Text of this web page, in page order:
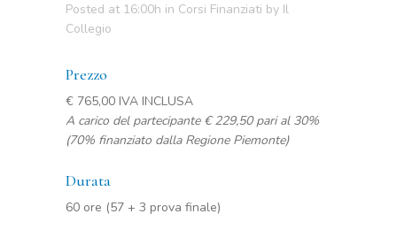
Posted at 16:00h in Corsi Finanziati by Il
Collegio
Prezzo
€ 765,00 IVA INCLUSA
A carico del partecipante € 229,50 pari al 30%
(70% finanziato dalla Regione Piemonte)
Durata
60 ore (57 + 3 prova finale)